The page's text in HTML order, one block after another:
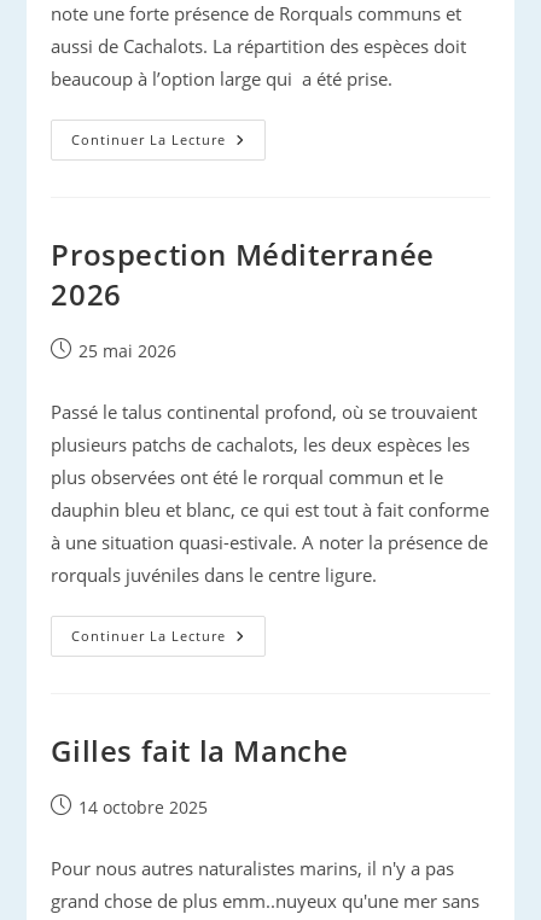
note une forte présence de Rorquals communs et
aussi de Cachalots. La répartition des espèces doit
beaucoup à l’option large qui a été prise.
Continuer La Lecture Cétacés
De
Prospection Méditerranée
2026
Publication
25 mai 2026
Passé le talus continental profond, où se trouvaient
plusieurs patchs de cachalots, les deux espèces les
plus observées ont été le rorqual commun et le
dauphin bleu et blanc, ce qui est tout à fait conforme
à une situation quasi-estivale. A noter la présence de
rorquals juvéniles dans le centre ligure.
Continuer La Lecture Prospection
Méditerranée
Gilles fait la Manche
Publication
14 octobre 2025
Pour nous autres naturalistes marins, il n'y a pas
grand chose de plus emm..nuyeux qu'une mer sans